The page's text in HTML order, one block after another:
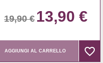
19,90 € 13,90 €
AGGIUNGI AL CARRELLO favorite_border
favorite_border